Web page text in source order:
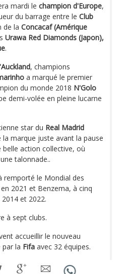
mardi le champion d'Europe,
du barrage entre le Club
de la Concacaf (Amérique
Urawa Red Diamonds (Japon),
.
, champions
a marqué le premier
du monde 2018 N'Golo
demi-volée en pleine lucarne
star du Real Madrid
la marque juste avant la pause
belle action collective, où
talonnade..
remporté le Mondial des
en 2021 et Benzema, à cinq
et 2022.
à sept clubs.
accueillir le nouveau
par la Fifa avec 32 équipes.